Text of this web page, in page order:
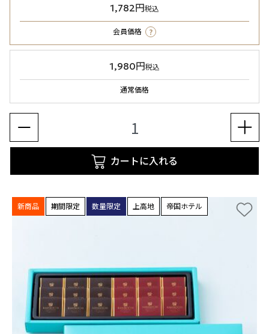
1,782円税込
会員価格 ?
1,980円税込
通常価格
カートに入れる
新商品 期間限定 数量限定 上高地 帝国ホテル